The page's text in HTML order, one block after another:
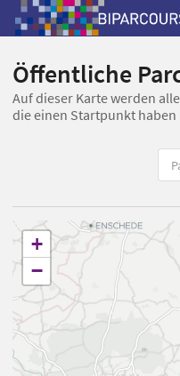
Öffentliche
Auf dieser Karte werden
die einen Startpunkt haben
+
−